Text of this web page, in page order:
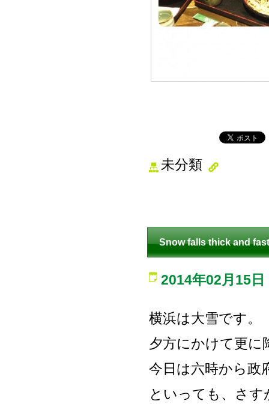
未分類
Snow falls thick and fast
2014年02月15日
横浜は大雪です。
夕方にかけて更に
今日は六時から政
といっても、さ